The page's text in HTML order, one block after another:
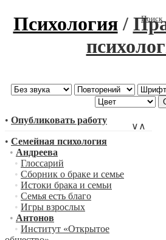
Поиск
Психология/
∨ ∧
• Опубликовать работу
• Семейная психология
• Андреева
• Глоссарий
• Сборник о браке и семье
• Истоки брака и семьи
• Семья есть благо
• Игры взрослых
• Антонов
• Институт «Открытое